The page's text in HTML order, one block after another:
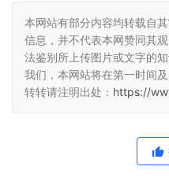
本网站有部分内容均转载自
信息，并不代表本网赞同其
法鉴别所上传图片或文字的
我们，本网站将在第一时间
转转请注明出处： https://